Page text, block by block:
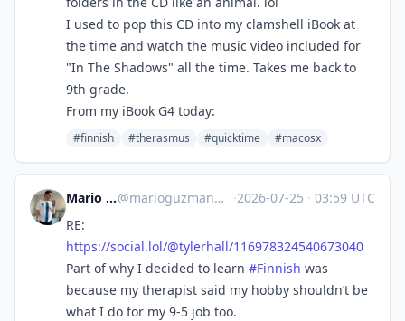
I used to pop this CD into my clamshell iBook at
the time and watch the music video included for
"In The Shadows" all the time. Takes me back to
9th grade.
From my iBook G4 today:
#finnish #therasmus #quicktime #macosx
Mario Guzmán@marioguzman@mastodon.social ·2026-07-25 · 03:59 UTC
RE:
https://social.lol/@tylerhall/116978324540673040
Part of why I decided to learn #Finnish was
because my therapist said my hobby shouldn’t be
what I do for my 9-5 job too.